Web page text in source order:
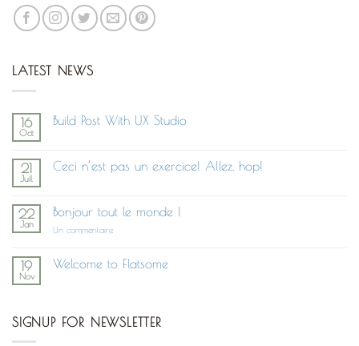
LATEST NEWS
16
Oct
Build Post With UX Studio
Build
Studio
21
Juil
Ceci n’est pas un exercice! Allez, hop!
Ceci
pas
Allez,
22
Jan
Bonjour tout le monde !
Un commentairesur
monde !
19
Nov
Welcome to Flatsome
to
SIGNUP FOR NEWSLETTER